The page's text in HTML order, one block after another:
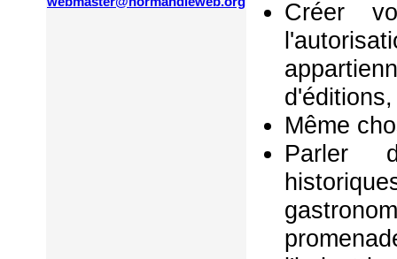
Créer
Même
Parler